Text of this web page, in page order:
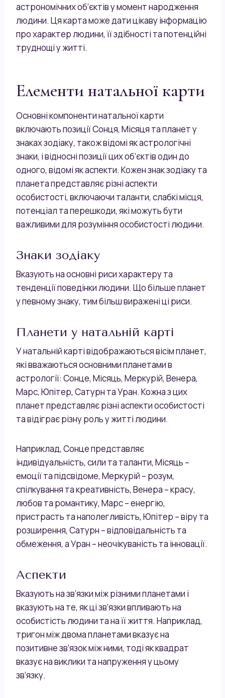
астрономічних об’єктів у момент народження
людини. Ця карта може дати цікаву інформацію
про характер людини, її здібності та потенційні
труднощі у житті.
Елементи натальної карти
Основні компоненти натальної карти
включають позиції Сонця, Місяця та планет у
знаках зодіаку, також відомі як астрологічні
знаки, і відносні позиції цих об’єктів один до
одного, відомі як аспекти. Кожен знак зодіаку та
планета представляє різні аспекти
особистості, включаючи таланти, слабкі місця,
потенціал та перешкоди, які можуть бути
важливими для розуміння особистості людини.
Знаки зодіаку
Вказують на основні риси характеру та
тенденції поведінки людини. Що більше планет
у певному знаку, тим більш виражені ці риси.
Планети у натальній карті
У натальній карті відображаються вісім планет,
які вважаються основними планетами в
астрології: Сонце, Місяць, Меркурій, Венера,
Марс, Юпітер, Сатурн та Уран. Кожна з цих
планет представляє різні аспекти особистості
та відіграє різну роль у житті людини.
Наприклад, Сонце представляє
індивідуальність, сили та таланти, Місяць –
емоції та підсвідоме, Меркурій – розум,
спілкування та креативність, Венера – красу,
любов та романтику, Марс – енергію,
пристрасть та наполегливість, Юпітер – віру та
розширення, Сатурн – відповідальність та
обмеження, а Уран – неочікуваність та інновації.
Аспекти
Вказують на зв’язки між різними планетами і
вказують на те, як ці зв’язки впливають на
особистість людини та на її життя. Наприклад,
тригон між двома планетами вказує на
позитивне зв’язок між ними, тоді як квадрат
вказує на виклики та напруження у цьому
зв’язку.